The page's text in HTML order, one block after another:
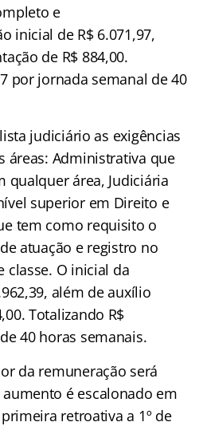
e
inicial de R$ 6.071,97,
de R$ 884,00.
por jornada semanal de 40
judiciário as exigências
áreas: Administrativa que
qualquer área, Judiciária
superior em Direito e
tem como requisito o
atuação e registro no
classe. O inicial da
além de auxílio
Totalizando R$
40 horas semanais.
da remuneração será
é escalonado em
retroativa a 1º de